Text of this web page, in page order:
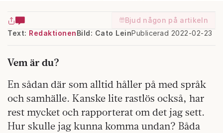
Bjud någon på artikeln
Text: Redaktionen Publicerad 2022-02-23
Bild: Cato Lein
Vem är du?
En sådan där som alltid håller på med språk
och samhälle. Kanske lite rastlös också, har
rest mycket och rapporterat om det jag sett.
Hur skulle jag kunna komma undan? Båda